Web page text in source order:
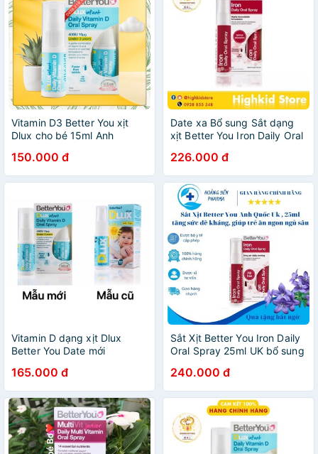
Vitamin D3 Better You xịt
Dlux cho bé 15ml Anh
150.000 đ
Date xa Bổ sung Sắt dạng
xịt Better You Iron Daily Oral
226.000 đ
Vitamin D dạng xịt Dlux
Better You Date mới
165.000 đ
Sắt Xịt Better You Iron Daily
Oral Spray 25ml UK bổ sung
sâu,tăng sức đề kháng-
Hoàng Yến Pharma
240.000 đ